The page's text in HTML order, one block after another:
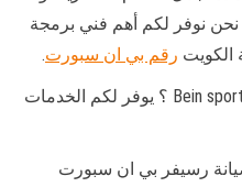
نحن نوفر لكم أهم فني برمجة
رقم بي ان سبورت.
ما هي وظيفة فني برمجة Bein sport Kuwait ؟ يوفر لكم الخدمات
رسيفر بي ان سبورت